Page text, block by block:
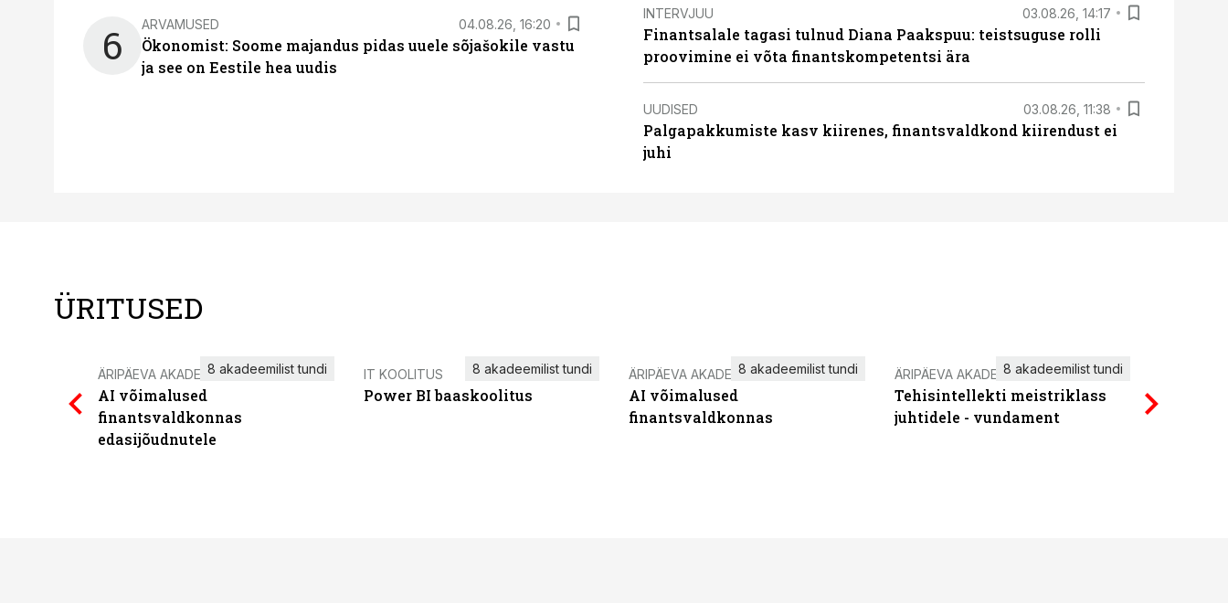
6 ARVAMUSED 04.08.26, 16:20
Ökonomist: Soome majandus pidas uuele sõjašokile vastu
ja see on Eestile hea uudis
INTERVJUU 03.08.26, 14:17
Finantsalale tagasi tulnud Diana Paakspuu: teistsuguse rolli
proovimine ei võta finantskompetentsi ära
UUDISED 03.08.26, 11:38
Palgapakkumiste kasv kiirenes, finantsvaldkond kiirendust ei
juhi
ÜRITUSED
ÄRIPÄEVA AKADEEMIA
AI võimalused
finantsvaldkonnas
edasijõudnutele
8 akadeemilist tundi IT KOOLITUS
Power BI baaskoolitus
8 akadeemilist tundi ÄRIPÄEVA AKADEEMIA
AI võimalused
finantsvaldkonnas
8 akadeemilist tundi ÄRIPÄEVA AKADEEMIA
Tehisintellekti meistriklass
juhtidele - vundament
8 akadeemilist tundi